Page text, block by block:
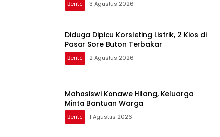
Berita 3 Agustus 2026
Diduga Dipicu Korsleting Listrik, 2 Kios di
Pasar Sore Buton Terbakar
Berita 2 Agustus 2026
Mahasiswi Konawe Hilang, Keluarga
Minta Bantuan Warga
Berita 1 Agustus 2026